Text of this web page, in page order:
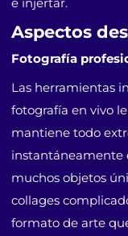
Aspectos
Fotografía
Las herramientas
fotografía en vivo
mantiene todo
instantáneamente
muchos objetos
collages
formato de arte